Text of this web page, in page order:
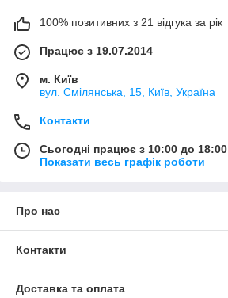
100% позитивних з 21 відгука за рік
Працює з 19.07.2014
м. Київ
вул. Смілянська, 15, Київ, Україна
Контакти
Сьогодні працює з 10:00 до 18:00
Показати весь графік роботи
Про нас
Контакти
Доставка та оплата